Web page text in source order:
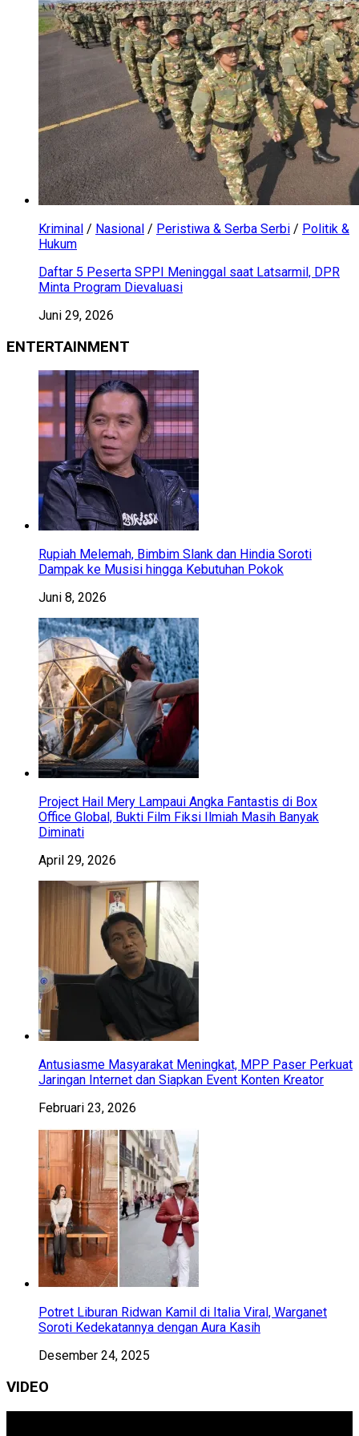
Kriminal / Nasional / Peristiwa & Serba Serbi / Politik &
Hukum
Daftar 5 Peserta SPPI Meninggal saat Latsarmil, DPR
Minta Program Dievaluasi
Juni 29, 2026
ENTERTAINMENT
Rupiah Melemah, Bimbim Slank dan Hindia Soroti
Dampak ke Musisi hingga Kebutuhan Pokok
Juni 8, 2026
Project Hail Mery Lampaui Angka Fantastis di Box
Office Global, Bukti Film Fiksi Ilmiah Masih Banyak
Diminati
April 29, 2026
Antusiasme Masyarakat Meningkat, MPP Paser Perkuat
Jaringan Internet dan Siapkan Event Konten Kreator
Februari 23, 2026
Potret Liburan Ridwan Kamil di Italia Viral, Warganet
Soroti Kedekatannya dengan Aura Kasih
Desember 24, 2025
VIDEO